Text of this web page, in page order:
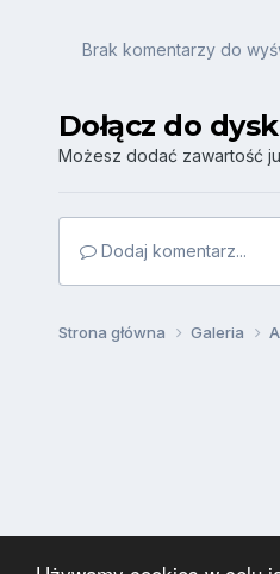
Brak komentarzy do
Dołącz do
Możesz dodać zawartość
Dodaj komentarz...
Strona główna Galeria